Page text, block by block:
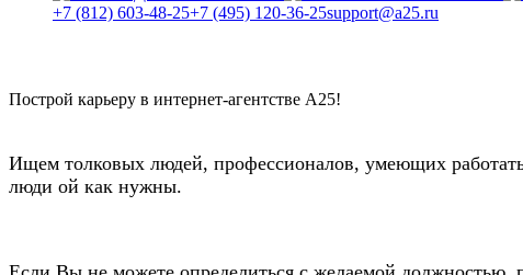
+7 (812) 603-48-25+7 (495) 120-36-25support@a25.ru
Построй карьеру в интернет-агентстве А25!
Ищем толковых людей, профессионалов, умеющих
люди ой как нужны.